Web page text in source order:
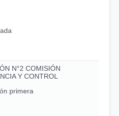
N°2 COMISIÓN
Y CONTROL
primera